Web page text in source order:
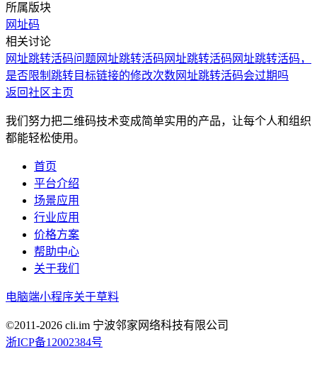
所属版块
网址码
相关讨论
网址跳转活码问题 网址跳转活码 网址跳转活码 网址跳转活码，
是否限制跳转目标链接的修改次数网址跳转活码会过期吗
返回社区主页
我们努力把二维码技术变成简单实用的产品，让每个人和组织
都能轻松使用。
首页
平台介绍
场景应用
行业应用
价格方案
帮助中心
关于我们
电脑端小程序关于草料
©2011-2026 cli.im 宁波邻家网络科技有限公司
浙ICP备12002384号